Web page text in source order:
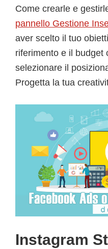
Come crearle e
pannello Gestione
aver scelto il tuo
riferimento e il budget
selezionare il
Progetta la tua
Instagram